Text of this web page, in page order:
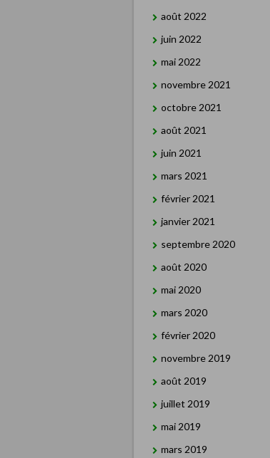
août 2022
juin 2022
mai 2022
novembre 2021
octobre 2021
août 2021
juin 2021
mars 2021
février 2021
janvier 2021
septembre 2020
août 2020
mai 2020
mars 2020
février 2020
novembre 2019
août 2019
juillet 2019
mai 2019
mars 2019